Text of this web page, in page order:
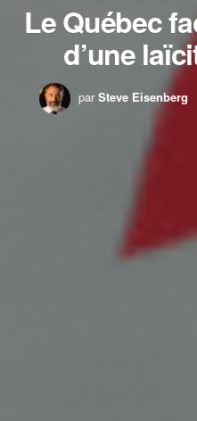
Le Québec
d’une
par Steve Eisenberg